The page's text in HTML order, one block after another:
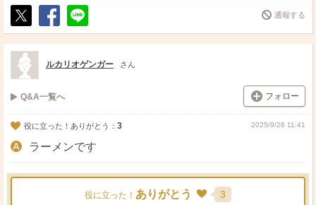
ポ
ス
ト
シ
ェ
送
る
通報する
ルカリオゲンガー さん
Q&A一覧へ フォロー
役に立った！ありがとう： 3 2025/9/26 11:41
ラーメンです
役に立った！ ありがとう 3